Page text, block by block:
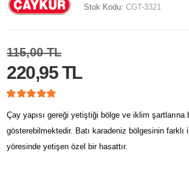
Stok Kodu: CGT-3321
115,00 TL
220,95 TL
Çay yapısı gereği yetiştiği bölge ve iklim şartlarına
gösterebilmektedir. Batı karadeniz bölgesinin farklı
yöresinde yetişen özel bir hasattır.